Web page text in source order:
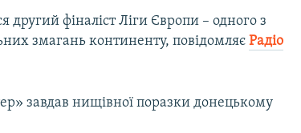
другий фіналіст Ліги Європи – одного з
змагань континенту, повідомляєРадіо
завдав нищівної поразки донецькому